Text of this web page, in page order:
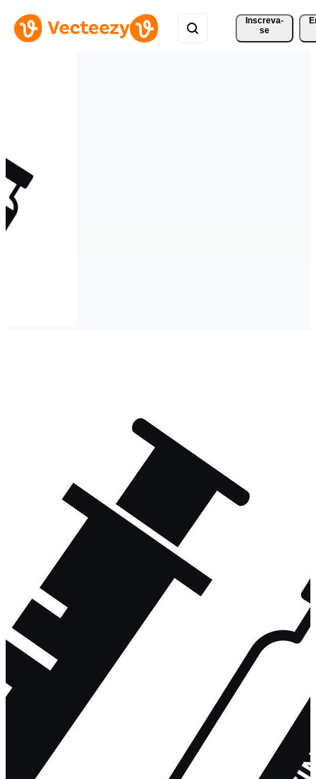
Inscreva-
se